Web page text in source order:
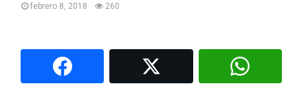
febrero 8, 2018 260